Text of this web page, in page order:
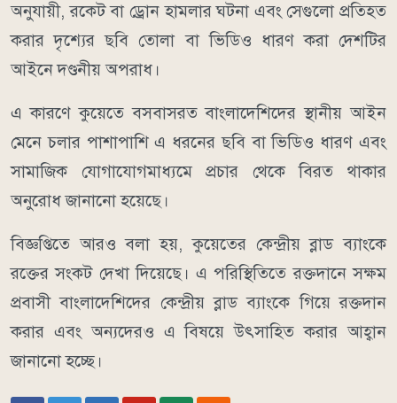
অনুযায়ী, রকেট বা ড্রোন হামলার ঘটনা এবং সেগুলো প্রতিহত
করার দৃশ্যের ছবি তোলা বা ভিডিও ধারণ করা দেশটির
আইনে দণ্ডনীয় অপরাধ।
এ কারণে কুয়েতে বসবাসরত বাংলাদেশিদের স্থানীয় আইন
মেনে চলার পাশাপাশি এ ধরনের ছবি বা ভিডিও ধারণ এবং
সামাজিক যোগাযোগমাধ্যমে প্রচার থেকে বিরত থাকার
অনুরোধ জানানো হয়েছে।
বিজ্ঞপ্তিতে আরও বলা হয়, কুয়েতের কেন্দ্রীয় ব্লাড ব্যাংকে
রক্তের সংকট দেখা দিয়েছে। এ পরিস্থিতিতে রক্তদানে সক্ষম
প্রবাসী বাংলাদেশিদের কেন্দ্রীয় ব্লাড ব্যাংকে গিয়ে রক্তদান
করার এবং অন্যদেরও এ বিষয়ে উৎসাহিত করার আহ্বান
জানা‌নো হ‌চ্ছে।